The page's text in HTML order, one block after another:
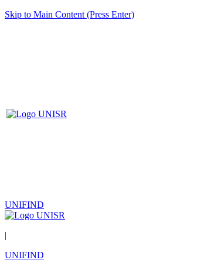
Skip to Main Content (Press Enter)
UNIFIND
|
UNIFIND